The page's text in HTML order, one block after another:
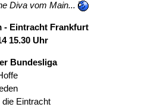
Diva vom Main...
- Eintracht Frankfurt
15.30 Uhr
Bundesliga
die Eintracht